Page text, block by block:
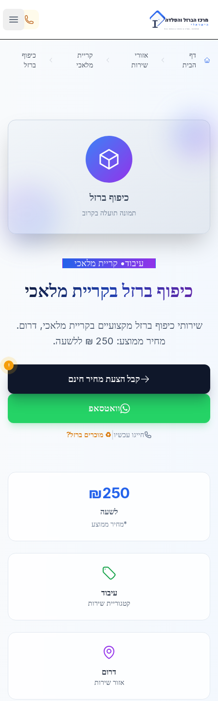
Skip to main content
דף
הבית
אזורי
שירות
קריית
מלאכי
כיפוף
ברזל
עיבוד• קריית מלאכי
כיפוף ברזלבקריית מלאכי
שירותי כיפוף ברזל מקצועיים בקריית מלאכי, דרום.
מחיר ממוצע: 250 ₪ ללשעה.
קבל הצעת מחיר חינם
!
וואטסאפ
חייגו עכשיו ♻️ מוכרים ברזל?
כיפוף ברזל
תמונה תועלה בקרוב
₪250
לשעה
*מחיר ממוצע
עיבוד
קטגוריית שירות
דרום
אזור שירות